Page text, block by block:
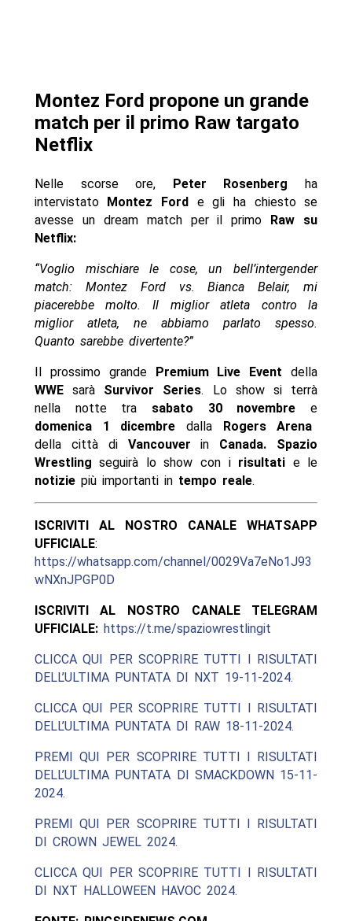
Montez Ford propone un grande
match per il primo Raw targato
Netflix
Nelle scorse ore, Peter Rosenberg ha
intervistato
Montez Ford
e gli ha chiesto se
avesse un dream match per il primo
Raw su
Netflix:
“Voglio mischiare le cose, un bell’intergender
match: Montez Ford vs. Bianca Belair, mi
piacerebbe molto. Il miglior atleta contro la
miglior atleta, ne abbiamo parlato spesso.
Quanto sarebbe divertente?”
Il prossimo grande Premium Live Event della
WWEsarà Survivor Series. Lo show si terrà
nella notte tra sabato 30 novembre e
domenica 1 dicembre dalla
Rogers Arena
della città di Vancouver in Canada.
Spazio
Wrestling seguirà lo show con i risultati e le
notiziepiù importanti in tempo reale.
ISCRIVITI AL NOSTRO CANALE WHATSAPP
UFFICIALE:
https://whatsapp.com/channel/0029Va7eNo1J93
wNXnJPGP0D
ISCRIVITI AL NOSTRO CANALE TELEGRAM
UFFICIALE: https://t.me/spaziowrestlingit
CLICCA QUI PER SCOPRIRE TUTTI I RISULTATI
DELL’ULTIMA PUNTATA DI NXT 19-11-2024.
CLICCA QUI PER SCOPRIRE TUTTI I RISULTATI
DELL’ULTIMA PUNTATA DI RAW 18-11-2024.
PREMI QUI PER SCOPRIRE TUTTI I RISULTATI
DELL’ULTIMA PUNTATA DI SMACKDOWN 15-11-
2024.
PREMI QUI PER SCOPRIRE TUTTI I RISULTATI
DI CROWN JEWEL 2024.
CLICCA QUI PER SCOPRIRE TUTTI I RISULTATI
DI NXT HALLOWEEN HAVOC 2024.